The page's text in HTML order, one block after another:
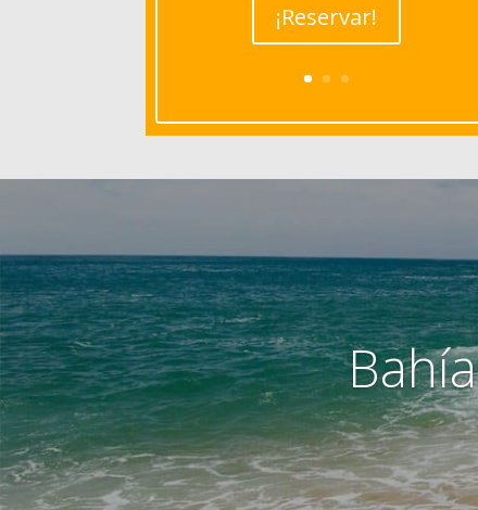
¡Reservar!